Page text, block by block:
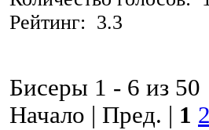
Рейтинг: 3.3
Бисеры 1 - 6 из 50
Начало | Пред. | 1